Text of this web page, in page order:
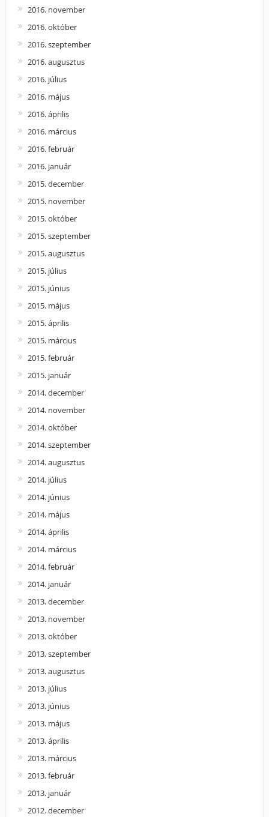
2016. november
2016. október
2016. szeptember
2016. augusztus
2016. július
2016. május
2016. április
2016. március
2016. február
2016. január
2015. december
2015. november
2015. október
2015. szeptember
2015. augusztus
2015. július
2015. június
2015. május
2015. április
2015. március
2015. február
2015. január
2014. december
2014. november
2014. október
2014. szeptember
2014. augusztus
2014. július
2014. június
2014. május
2014. április
2014. március
2014. február
2014. január
2013. december
2013. november
2013. október
2013. szeptember
2013. augusztus
2013. július
2013. június
2013. május
2013. április
2013. március
2013. február
2013. január
2012. december